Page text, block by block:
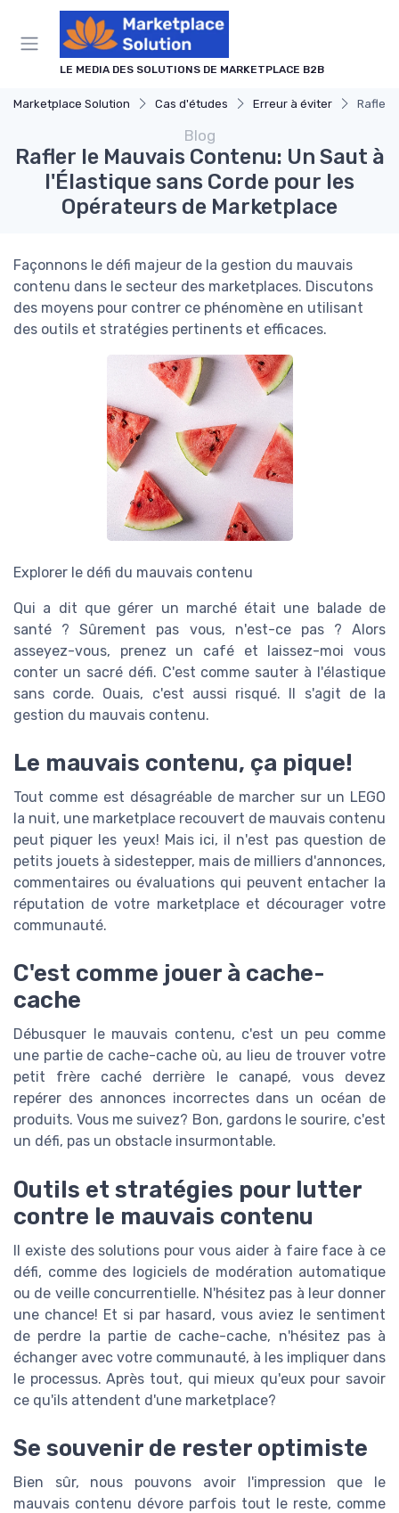
LE MEDIA DES SOLUTIONS DE MARKETPLACE B2B
Marketplace Solution Cas d'études Erreur à éviter Rafler
Blog
Rafler le Mauvais Contenu: Un Saut à
l'Élastique sans Corde pour les
Opérateurs de Marketplace
Façonnons le défi majeur de la gestion du mauvais
contenu dans le secteur des marketplaces. Discutons
des moyens pour contrer ce phénomène en utilisant
des outils et stratégies pertinents et efficaces.
Explorer le défi du mauvais contenu
Qui a dit que gérer un marché était une balade de
santé ? Sûrement pas vous, n'est-ce pas ? Alors
asseyez-vous, prenez un café et laissez-moi vous
conter un sacré défi. C'est comme sauter à l'élastique
sans corde. Ouais, c'est aussi risqué. Il s'agit de la
gestion du mauvais contenu.
Le mauvais contenu, ça pique!
Tout comme est désagréable de marcher sur un LEGO
la nuit, une marketplace recouvert de mauvais contenu
peut piquer les yeux! Mais ici, il n'est pas question de
petits jouets à sidestepper, mais de milliers d'annonces,
commentaires ou évaluations qui peuvent entacher la
réputation de votre marketplace et décourager votre
communauté.
C'est comme jouer à cache-
cache
Débusquer le mauvais contenu, c'est un peu comme
une partie de cache-cache où, au lieu de trouver votre
petit frère caché derrière le canapé, vous devez
repérer des annonces incorrectes dans un océan de
produits. Vous me suivez? Bon, gardons le sourire, c'est
un défi, pas un obstacle insurmontable.
Outils et stratégies pour lutter
contre le mauvais contenu
Il existe des solutions pour vous aider à faire face à ce
défi, comme des logiciels de modération automatique
ou de veille concurrentielle. N'hésitez pas à leur donner
une chance! Et si par hasard, vous aviez le sentiment
de perdre la partie de cache-cache, n'hésitez pas à
échanger avec votre communauté, à les impliquer dans
le processus. Après tout, qui mieux qu'eux pour savoir
ce qu'ils attendent d'une marketplace?
Se souvenir de rester optimiste
Bien sûr, nous pouvons avoir l'impression que le
mauvais contenu dévore parfois tout le reste, comme
Panneau de gestion des cookies